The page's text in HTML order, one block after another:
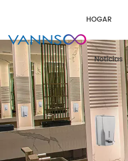
HOGAR
Noticias